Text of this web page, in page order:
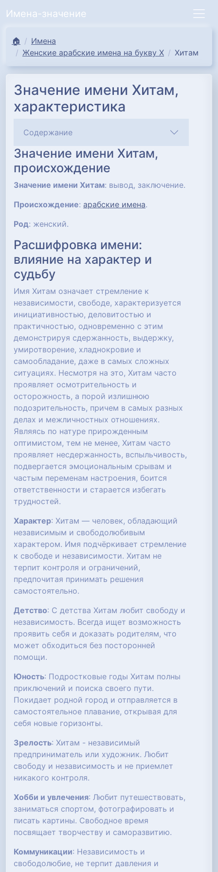
Имена-значение
🏠
Имена
Женские арабские имена на букву Х
Хитам
Значение имени Хитам,
характеристика
Содержание
Значение имени Хитам,
происхождение
Значение имени Хитам: вывод, заключение.
Происхождение: арабские имена.
Род: женский.
Расшифровка имени:
влияние на характер и
судьбу
Имя Хитам означает стремление к
независимости, свободе, характеризуется
инициативностью, деловитостью и
практичностью, одновременно с этим
демонстрируя сдержанность, выдержку,
умиротворение, хладнокровие и
самообладание, даже в самых сложных
ситуациях. Несмотря на это, Хитам часто
проявляет осмотрительность и
осторожность, а порой излишнюю
подозрительность, причем в самых разных
делах и межличностных отношениях.
Являясь по натуре прирожденным
оптимистом, тем не менее, Хитам часто
проявляет несдержанность, вспыльчивость,
подвергается эмоциональным срывам и
частым переменам настроения, боится
ответственности и старается избегать
трудностей.
Характер: Хитам — человек, обладающий
независимым и свободолюбивым
характером. Имя подчёркивает стремление
к свободе и независимости. Хитам не
терпит контроля и ограничений,
предпочитая принимать решения
самостоятельно.
Детство: С детства Хитам любит свободу и
независимость. Всегда ищет возможность
проявить себя и доказать родителям, что
может обходиться без посторонней
помощи.
Юность: Подростковые годы Хитам полны
приключений и поиска своего пути.
Покидает родной город и отправляется в
самостоятельное плавание, открывая для
себя новые горизонты.
Зрелость: Хитам - независимый
предприниматель или художник. Любит
свободу и независимость и не приемлет
никакого контроля.
Хобби и увлечения: Любит путешествовать,
заниматься спортом, фотографировать и
писать картины. Свободное время
посвящает творчеству и саморазвитию.
Коммуникации: Независимость и
свободолюбие, не терпит давления и